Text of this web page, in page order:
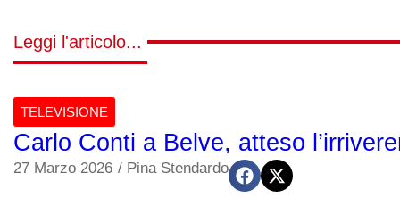
Leggi l'articolo...
TELEVISIONE
Carlo Conti a Belve, atteso
27 Marzo 2026 / Pina Stendardo